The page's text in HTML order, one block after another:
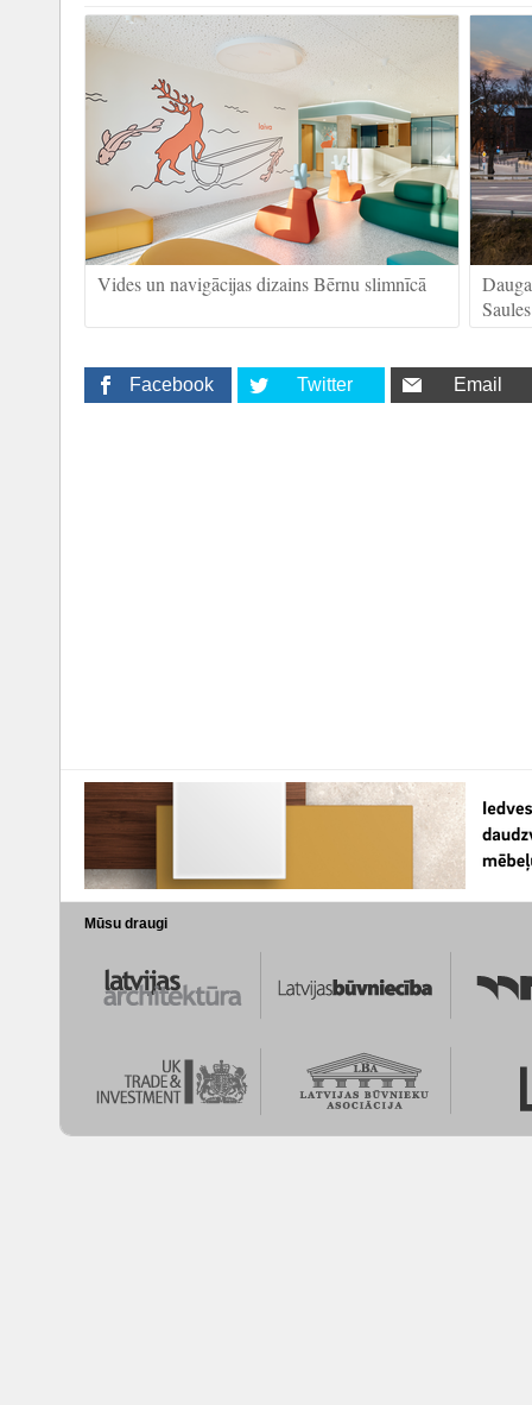
Vides un navigācijas dizains Bērnu slimnīcā
Facebook Twitter Email
Mūsu draugi